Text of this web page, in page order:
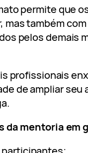
permite que
mas também
pelos demais
profissionais
de ampliar
mentoria em